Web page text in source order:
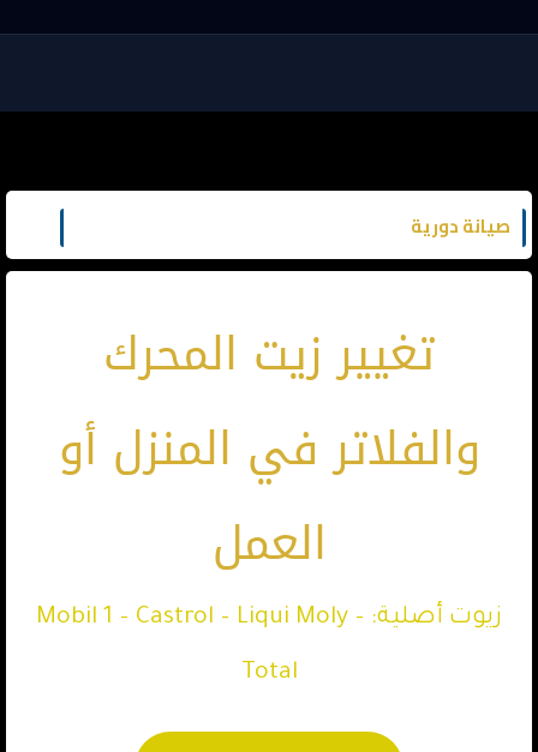
صيانة دورية
تغيير زيت المحرك
والفلاتر في المنزل أو
العمل
زيوت أصلية: Mobil 1 – Castrol – Liqui Moly –
Total